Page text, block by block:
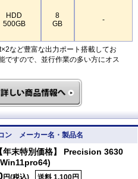
HDD
500GB
8
GB
-
など豊富な出力ポート搭載してお
ですので、並行作業の多い方にオス
ン メーカー名・製品名
年末特別価格】 Precision 3630
円(税込) 送料 1,100円